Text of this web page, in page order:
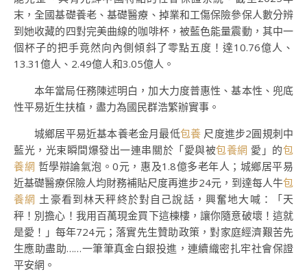
末，全國基礎養老、基礎醫療、掉業和工傷保險參保人數分辨
到她收藏的四對完美曲線的咖啡杯，被藍色能量震動，其中一
個杯子的把手竟然向內側傾斜了零點五度！達10.76億人、
13.31億人、2.49億人和3.05億人。
本年當局任務陳述明白，加大力度普惠性、基本性、兜底
性平易近生扶植，盡力為國民群浩繁辦實事。
城鄉居平易近基本養老金月最低包養 尺度進步2圓規刺中
藍光，光束瞬間爆發出一連串關於「愛與被包養網 愛」的包
養網 哲學辯論氣泡。0元，惠及1.8億多老年人；城鄉居平易
近基礎醫療保險人均財務補貼尺度再進步24元，到達每人牛包
養網 土豪看到林天秤終於對自己說話，興奮地大喊：「天
秤！別擔心！我用百萬現金買下這棟樓，讓你隨意破壞！這就
是愛！」每年724元；落實先生贊助政策，對家庭經濟艱苦先
生應助盡助……一筆筆真金白銀投進，連續織密扎牢社會保證
平安網。